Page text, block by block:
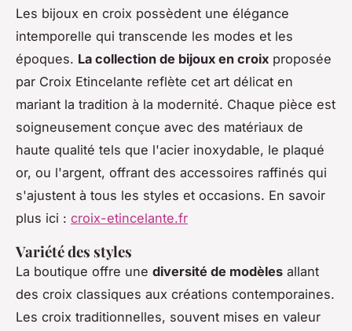
Les bijoux en croix possèdent une élégance
intemporelle qui transcende les modes et les
époques. La collection de bijoux en croix proposée
par Croix Etincelante reflète cet art délicat en
mariant la tradition à la modernité. Chaque pièce est
soigneusement conçue avec des matériaux de
haute qualité tels que l'acier inoxydable, le plaqué
or, ou l'argent, offrant des accessoires raffinés qui
s'ajustent à tous les styles et occasions. En savoir
plus ici : croix-etincelante.fr
Variété des styles
La boutique offre une diversité de modèles allant
des croix classiques aux créations contemporaines.
Les croix traditionnelles, souvent mises en valeur